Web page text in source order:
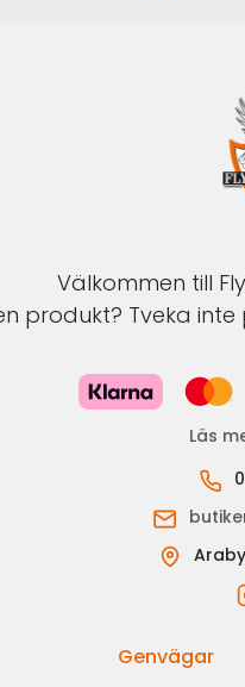
Välkommen till
produkt? Tveka
Läs
Genvägar